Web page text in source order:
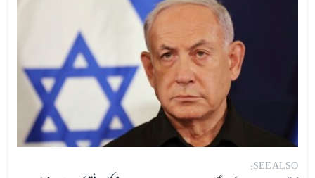
SEE ALSO: